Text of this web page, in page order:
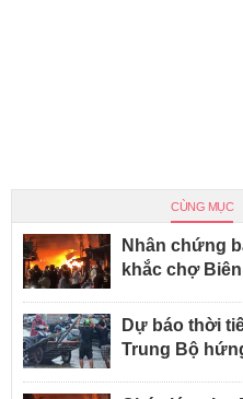
CÙNG MỤC
Nhân chứng
khắc chợ
Dự báo thời
Trung Bộ